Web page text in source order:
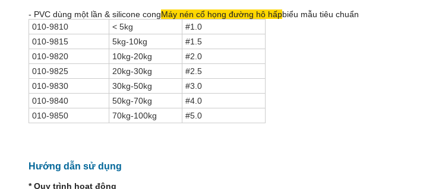
- PVC dùng một lần & silicone congMáy nén cổ họng đường hô hấpbiểu mẫu tiêu chuẩn
010-9810
< 5kg
#1.0
010-9815
5kg-10kg
#1.5
010-9820
10kg-20kg
#2.0
010-9825
20kg-30kg
#2.5
010-9830
30kg-50kg
#3.0
010-9840
50kg-70kg
#4.0
010-9850
70kg-100kg #5.0
Hướng dẫn sử dụng
* Quy trình hoạt động